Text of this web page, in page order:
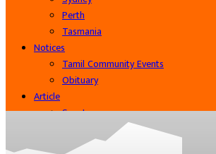
Perth
Tasmania
Notices
Tamil Community Events
Obituary
Article
Sports
Community